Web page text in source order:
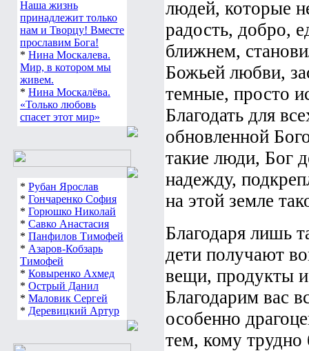
Наша жизнь
принадлежит только
нам и Творцу! Вместе
прославим Бога!
* Нина Москалева.
Мир, в котором мы
живем.
* Нина Москалёва.
«Только любовь
спасет этот мир»
* Рубан Ярослав
* Гончаренко София
* Горюшко Николай
* Савко Анастасия
* Панфилов Тимофей
* Азаров-Кобзарь
Тимофей
* Ковыренко Ахмед
* Острый Данил
* Маловик Сергей
* Деревицкий Артур
людей, которые
радость, добро,
ближнем,
Божьей любви,
темные, просто
Благодать для
обновленной
такие люди, Бог
надежду,
на этой земле
Благодаря лишь
дети получают
вещи, продукты
Благодарим вас
особенно
тем, кому